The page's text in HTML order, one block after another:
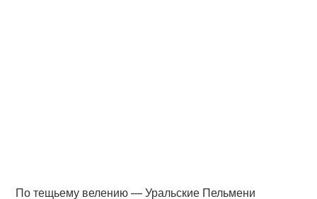
По тещьему велению — Уральские Пельмени